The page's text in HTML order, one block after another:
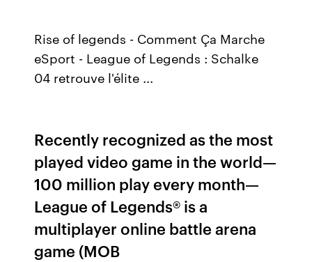
Rise of legends - Comment Ça Marche
eSport - League of Legends : Schalke
04 retrouve l'élite ...
Recently recognized as the most
played video game in the world—
100 million play every month—
League of Legends® is a
multiplayer online battle arena
game (MOB